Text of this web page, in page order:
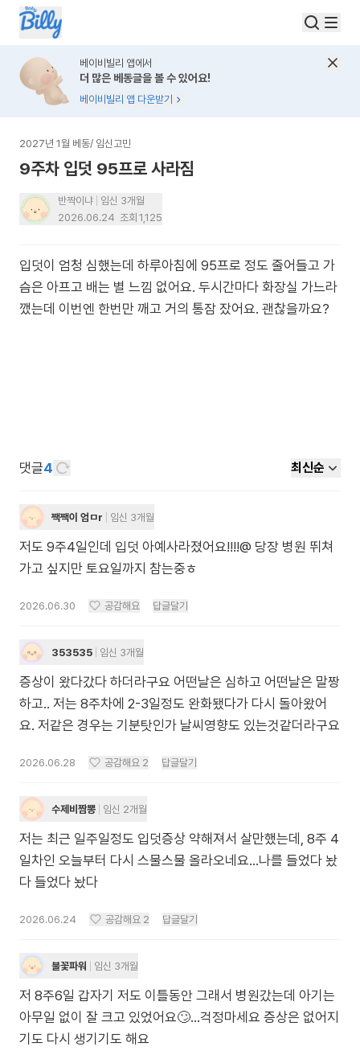
베이비빌리 앱에서
더 많은 베동글을 볼 수 있어요!
베이비빌리 앱 다운받기
2027년 1월 베동/ 임신고민
9주차 입덧 95프로 사라짐
반짝이냐
임신 3개월
2026.06.24 조회 1,125
입덧이 엄청 심했는데 하루아침에 95프로 정도 줄어들고 가
슴은 아프고 배는 별 느낌 없어요. 두시간마다 화장실 가느라
깼는데 이번엔 한번만 깨고 거의 통잠 잤어요. 괜찮을까요?
댓글4 최신순
짹짹이 엄ㅁr 임신 3개월
저도 9주4일인데 입덧 아예사라졌어요!!!!@ 당장 병원 뛰쳐
가고 싶지만 토요일까지 참는중ㅎ
2026.06.30 공감해요 답글달기
353535 임신 3개월
증상이 왔다갔다 하더라구요 어떤날은 심하고 어떤날은 말짱
하고.. 저는 8주차에 2-3일정도 완화됐다가 다시 돌아왔어
요. 저같은 경우는 기분탓인가 날씨영향도 있는것같더라구요
2026.06.28 공감해요 2 답글달기
수제비짬뽕 임신 2개월
저는 최근 일주일정도 입덧증상 약해져서 살만했는데, 8주 4
일차인 오늘부터 다시 스물스물 올라오네요...나를 들었다 놨
다 들었다 놨다
2026.06.24 공감해요 2 답글달기
불꽃파워 임신 3개월
저 8주6일 갑자기 저도 이틀동안 그래서 병원갔는데 아기는
아무일 없이 잘 크고 있었어요🙄...걱정마세요 증상은 없어지
기도 다시 생기기도 해요